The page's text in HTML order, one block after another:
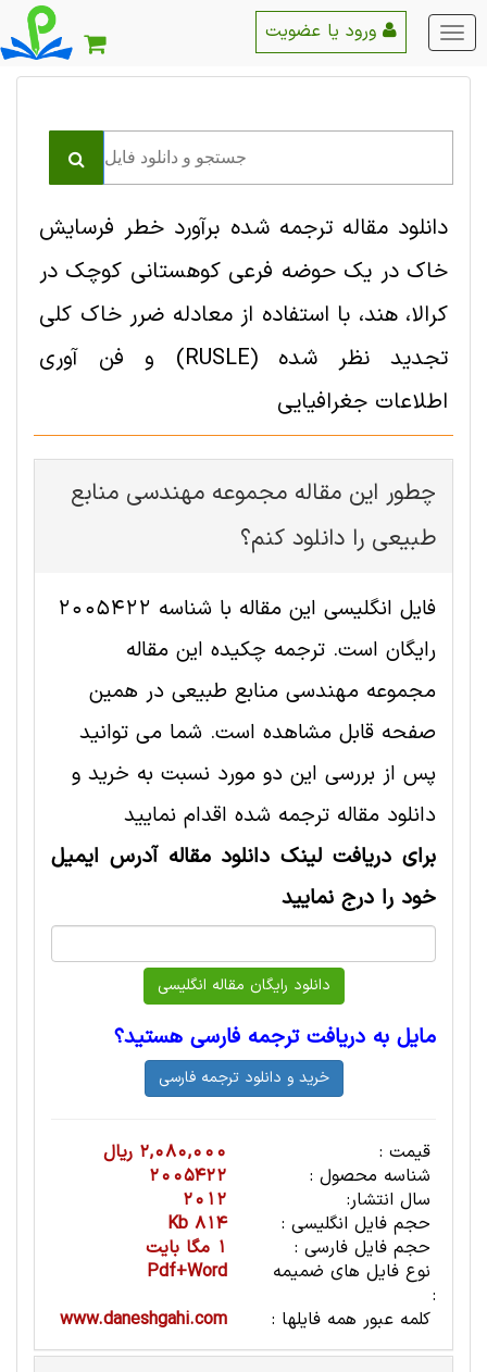
منو
اصلی
دانلود مقاله ترجمه شده برآورد خطر فرسایش
خاک در یک حوضه فرعی کوهستانی کوچک در
کرالا، هند، با استفاده از معادله ضرر خاک کلی
تجدید نظر شده (RUSLE) و فن آوری
اطلاعات جغرافیایی
چطور این مقاله مجموعه مهندسی منابع
طبيعی را دانلود کنم؟
فایل انگلیسی این مقاله با شناسه 2005422
رایگان است. ترجمه چکیده این مقاله
مجموعه مهندسی منابع طبيعی در همین
صفحه قابل مشاهده است. شما می توانید
پس از بررسی این دو مورد نسبت به خرید و
دانلود مقاله ترجمه شده اقدام نمایید
برای دریافت لینک دانلود مقاله آدرس ایمیل
خود را درج نمایید
مایل به دریافت ترجمه فارسی هستید؟
قیمت :
2,080,000 ریال
شناسه محصول :
2005422
سال انتشار:
2012
حجم فایل انگلیسی :
814 Kb
حجم فایل فارسی :
1 مگا بایت
نوع فایل های ضمیمه
:
Pdf+Word
کلمه عبور همه فایلها :
www.daneshgahi.com